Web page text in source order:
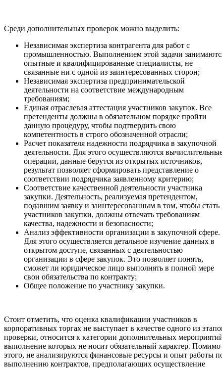
Среди дополнительных проверок можно выделить:
Независимая экспертиза контрагента для работ с
промышленностью. Выполнением этой задачи
опытные и квалифицированные специалисты, не
связанные ни с одной из заинтересованных сторон;
Независимая экспертиза предпринимательской
деятельности на соответствие международным
требованиям;
Единая отраслевая аттестация участников закупок. Все
претенденты должны в обязательном порядке пройти
данную процедуру, чтобы подтвердить свою
компетентность в строго обозначенной отрасли;
Расчет показателя надежности подрядчика в закупочной
деятельности. Для этого осуществляются
операции, данные берутся из открытых источников,
результат позволяет сформировать представление о
соответствии подрядчика заявленному критерию;
Соответствие качественной деятельности участника
закупки. Деятельность, реализуемая претендентом,
подавшим заявку и заинтересованным в том, чтобы стать
участников закупки, должны отвечать требованиям
качества, надежности и безопасности;
Анализ эффективности организации в закупочной сфере.
Для этого осуществляется детальное изучение данных в
открытом доступе, связанных с деятельностью
организации в сфере закупок. Это позволяет понять,
сможет ли юридическое лицо выполнять в полной мере
свои обязательства по контракту;
Общее положение по участнику закупки.
Стоит отметить, что оценка квалификации участников в
корпоративных торгах не выступает в качестве одного из
проверки, относится к категории дополнительных
выполнение которых не носит обязательный характер. Помимо
этого, не анализируются финансовые ресурсы и опыт работы
выполнению контрактов, предполагающих осуществление